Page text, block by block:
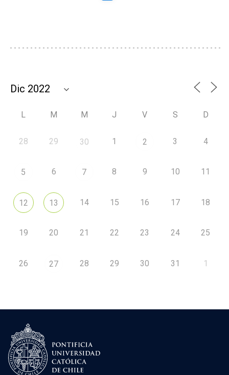
L M M J V S D
28 29 30 1 2 3 4
5 6 7 8 9 10 11
12 13 14 15 16 17 18
19 20 21 22 23 24 25
26 27 28 29 30 31 1